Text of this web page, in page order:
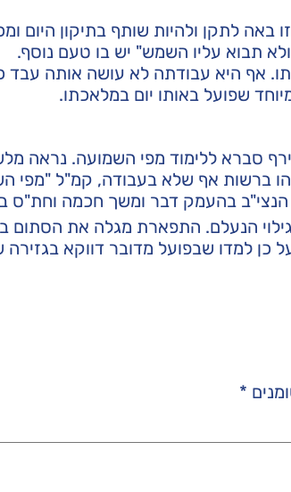
לתקן ולהיות שותף בתיקון היום
תבוא עליו השמש" יש בו טעם נוסף.
אף היא עבודתה לא עושה אותה עבד
שפועל באותו יום במלאכתו.
סברא ללימוד מפי השמועה. נראה
ברשות אף שלא בעבודה, קמ"ל "מפי
בהעמק דבר ומשך חכמה וחת"ס
הנעלם. התפארת מגלה את הסתום
כן למדו שבפועל מדובר דווקא
*